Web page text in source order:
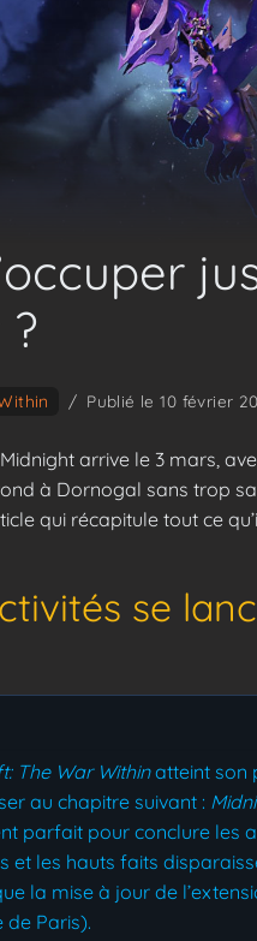
/ Publié le 10 février
arrive le 3 mars,
à Dornogal sans trop
qui récapitule tout ce
se
The War Withinatteint son
au chapitre suivant :
parfait pour conclure les
et les hauts faits
la mise à jour de
de Paris).